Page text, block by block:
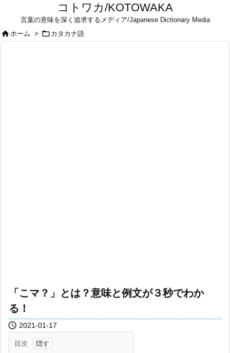
コトワカ/KOTOWAKA
言葉の意味を深く追求するメディア/Japanese Dictionary Media
ホーム >  カタカナ語
「こマ？」とは？意味と例文が３秒でわか
る！
 2021-01-17
目次